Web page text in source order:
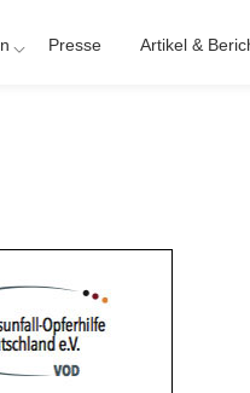
Presse Artikel &